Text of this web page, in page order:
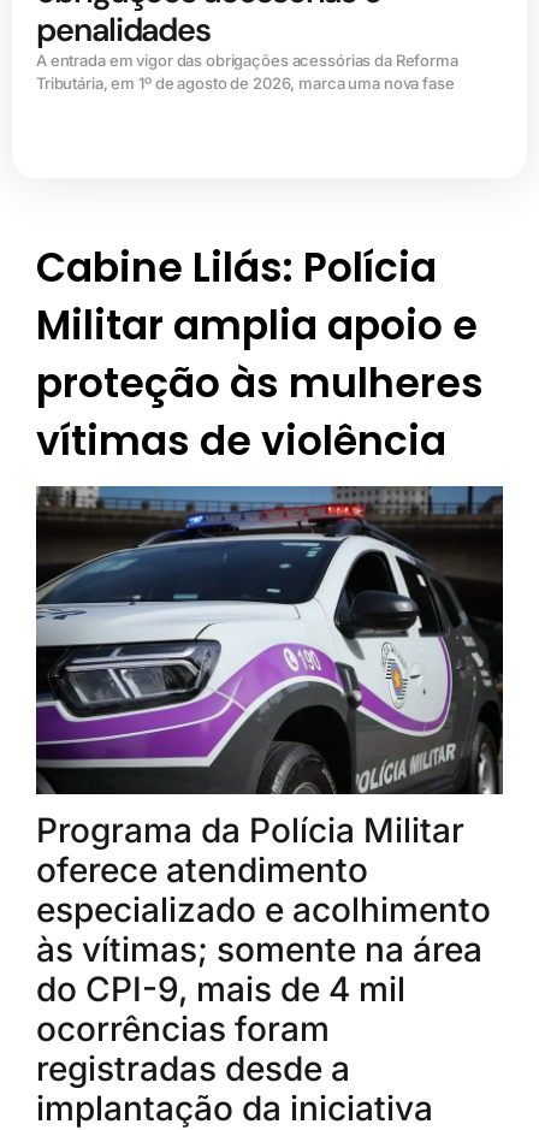
penalidades
A entrada em vigor das obrigações acessórias da Reforma
Tributária, em 1º de agosto de 2026, marca uma nova fase
Cabine Lilás: Polícia
Militar amplia apoio e
proteção às mulheres
vítimas de violência
Programa da Polícia Militar
oferece atendimento
especializado e acolhimento
às vítimas; somente na área
do CPI-9, mais de 4 mil
ocorrências foram
registradas desde a
implantação da iniciativa